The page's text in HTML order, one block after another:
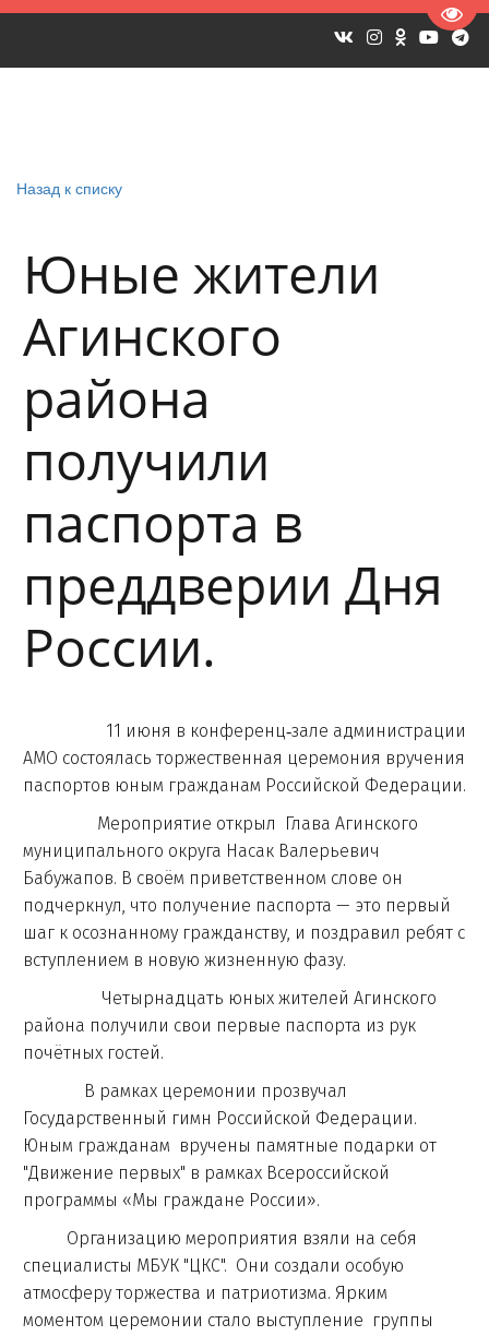
Назад к списку
Юные жители
Агинского
района
получили
паспорта в
преддверии Дня
России.
11 июня в конференц‑зале администрации
АМО состоялась торжественная церемония вручения
паспортов юным гражданам Российской Федерации.
Мероприятие открыл Глава Агинского
муниципального округа Насак Валерьевич
Бабужапов. В своём приветственном слове он
подчеркнул, что получение паспорта — это первый
шаг к осознанному гражданству, и поздравил ребят с
вступлением в новую жизненную фазу.
Четырнадцать юных жителей Агинского
района получили свои первые паспорта из рук
почётных гостей.
В рамках церемонии прозвучал
Государственный гимн Российской Федерации.
Юным гражданам вручены памятные подарки от
"Движение первых" в рамках Всероссийской
программы «Мы граждане России».
Организацию мероприятия взяли на себя
специалисты МБУК "ЦКС". Они создали особую
атмосферу торжества и патриотизма. Ярким
моментом церемонии стало выступление группы